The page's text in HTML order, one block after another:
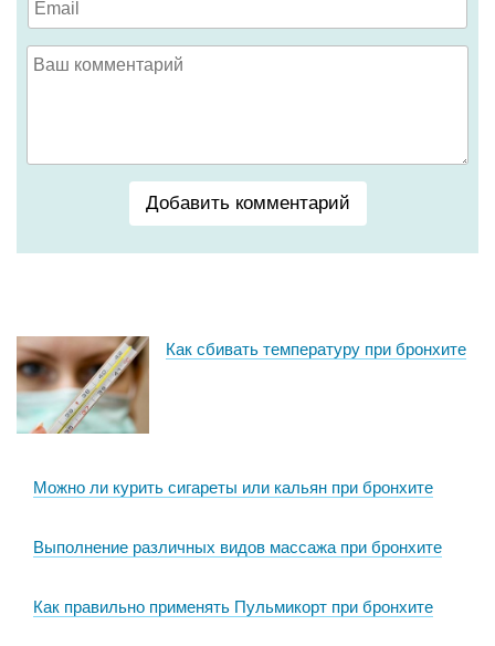
Добавить комментарий
Как сбивать температуру при бронхите
Можно ли курить сигареты или кальян при бронхите
Выполнение различных видов массажа при бронхите
Как правильно применять Пульмикорт при бронхите